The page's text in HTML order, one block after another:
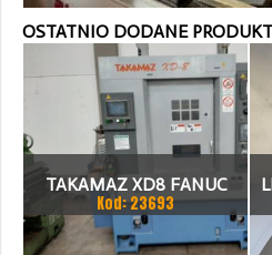
OSTATNIO DODANE
TAKAMAZ XD8 FANUC
21ITA TOKARKA CNC
Kod: 23693